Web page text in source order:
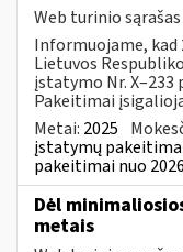
Web turinio sąrašas
Informuojame, kad
Lietuvos
įstatymo Nr. X–233
Pakeitimai
Metai: 2025
įstatymų
pakeitimai nuo 2026
Dėl
metais